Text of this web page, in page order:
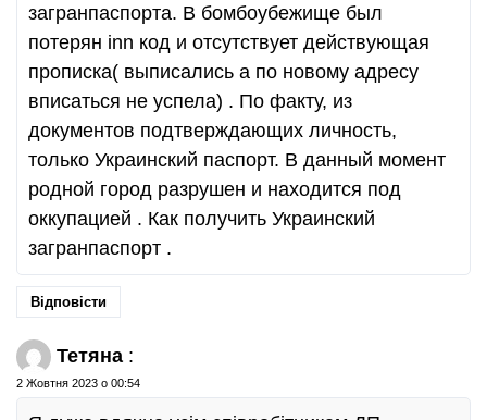
загранпаспорта. В бомбоубежище был
потерян inn код и отсутствует действующая
прописка( выписались а по новому адресу
вписаться не успела) . По факту, из
документов подтверждающих личность,
только Украинский паспорт. В данный момент
родной город разрушен и находится под
оккупацией . Как получить Украинский
загранпаспорт .
Відповісти
Тетяна :
2 Жовтня 2023 о 00:54